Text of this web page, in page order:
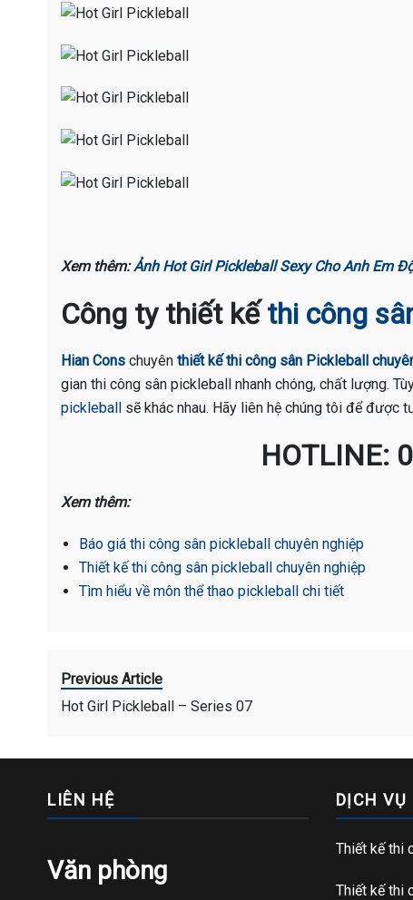
Xem thêm:Ảnh Hot Girl Pickleball Sexy Cho Anh Em
Công ty thiết kếthi công
Hian Cons chuyên thiết kế thi công sân Pickleball
gian thi công sân pickleball nhanh chóng, chất lượng.
pickleball sẽ khác nhau. Hãy liên hệ chúng tôi để được
HOTLINE:
Xem thêm:
Báo giá thi công sân pickleball chuyên nghiệp
Thiết kế thi công sân pickleball chuyên nghiệp
Tìm hiểu về môn thể thao pickleball chi tiết
Previous Article
Hot Girl Pickleball – Series 07
LIÊN HỆ
Văn phòng
DỊCH VỤ
Thiết kế thi
Thiết kế thi